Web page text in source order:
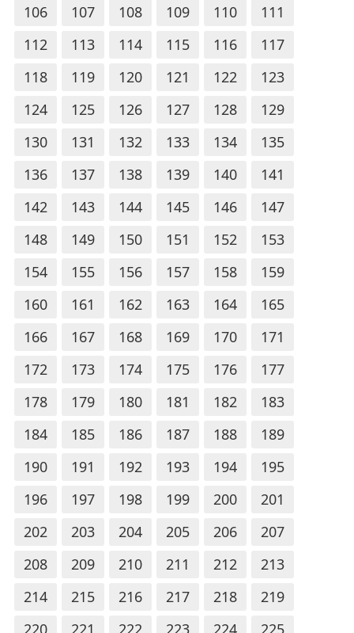
106
107 108 109 110
111
112
113 114 115 116
117
118
119 120 121 122
123
124
125 126 127 128
129
130
131 132 133 134
135
136
137 138 139 140
141
142
143 144 145 146
147
148
149 150 151 152
153
154
155 156 157 158
159
160
161 162 163 164
165
166
167 168 169 170
171
172
173 174 175 176
177
178
179 180 181 182
183
184
185 186 187 188
189
190
191 192 193 194
195
196
197 198 199 200
201
202
203 204 205 206
207
208
209 210 211 212
213
214
215 216 217 218
219
220
221 222 223 224
225